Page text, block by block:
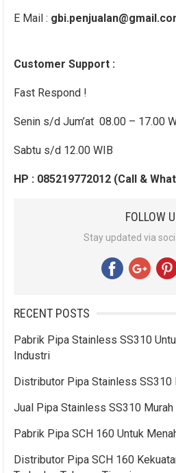
E Mail :
Customer Support :
Fast Respond !
Senin s/d Jum’at 08.00 – 17.00
Sabtu s/d 12.00 WIB
HP : 085219772012 (Call &
FOLLOW
Stay updated via
RECENT POSTS
Pabrik Pipa Stainless SS310
Industri
Distributor Pipa Stainless SS310
Jual Pipa Stainless SS310
Pabrik Pipa SCH 160 Untuk
Distributor Pipa SCH 160